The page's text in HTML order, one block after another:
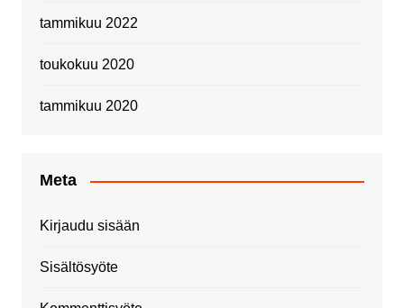
tammikuu 2022
toukokuu 2020
tammikuu 2020
Meta
Kirjaudu sisään
Sisältösyöte